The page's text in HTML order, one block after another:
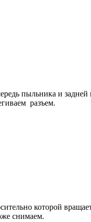
пыльника и
разъем.
которой
снимаем.